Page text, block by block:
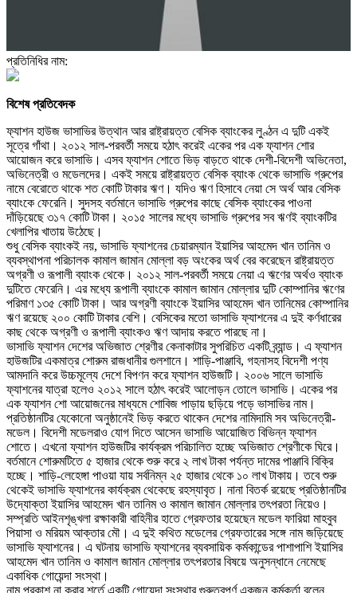
প্রতিনিধির নাম:
বিশেষ প্রতিবেদক
ফ্যাশন হাউজ ভাসাভির উত্থান আর রাষ্ট্রায়ত্ত বেসিক ব্যাংকের লুণ্ঠন এ দুটি একই
সূত্রে গাঁথা। ২০১২ সাল-পরবর্তী সময়ে হঠাৎ করেই একের পর এক ফ্যাশন শোর
আয়োজন করে ভাসাভি। এসব ফ্যাশন শোতে ভিড় বাড়তে থাকে দেশী-বিদেশী অভিনেতা,
অভিনেত্রী ও মডেলদের। একই সময়ে রাষ্ট্রায়ত্ত বেসিক ব্যাংক থেকে ভাসাভি গ্রুপের
নামে বেরোতে থাকে শত কোটি টাকার ঋণ। যদিও ঋণ হিসাবে নেয়া সে অর্থ আর বেসিক
ব্যাংকে ফেরেনি। সুদসহ বর্তমানে ভাসাভি গ্রুপের কাছে বেসিক ব্যাংকের পাওনা
দাঁড়িয়েছে ৩১৭ কোটি টাকা। ২০১৫ সালের মধ্যে ভাসাভি গ্রুপের সব ঋণই ব্যাংকটির
খেলাপির খাতায় উঠেছে।
শুধু বেসিক ব্যাংকই নয়, ভাসাভি ফ্যাশনের চেয়ারম্যান ইয়াসির আহমেদ খান তানিম ও
ব্যবস্থাপনা পরিচালক কামাল জামান মোল্লা বড় অংকের অর্থ বের করেছেন রাষ্ট্রায়ত্ত
অগ্রণী ও রূপালী ব্যাংক থেকে। ২০১২ সাল-পরবর্তী সময়ে নেয়া এ ঋণের অর্থও ব্যাংক
দুটিতে ফেরেনি। এর মধ্যে রূপালী ব্যাংকে কামাল জামান মোল্লার দুটি কোম্পানির ঋণের
পরিমাণ ১৩৫ কোটি টাকা। আর অগ্রণী ব্যাংকে ইয়াসির আহমেদ খান তানিমের কোম্পানির
ঋণ রয়েছে ২০০ কোটি টাকার বেশি। বেসিকের মতো ভাসাভি ফ্যাশনের এ দুই কর্ণধারের
কাছ থেকে অগ্রণী ও রূপালী ব্যাংকও ঋণ আদায় করতে পারছে না।
ভাসাভি ফ্যাশন দেশের অভিজাত শ্রেণীর কেনাকাটার সুপরিচিত একটি ব্র্যান্ড। এ ফ্যাশন
হাউজটির একমাত্র শোরুম রাজধানীর গুলশানে। শাড়ি-পাঞ্জাবি, গহনাসহ বিদেশী পণ্য
আমদানি করে উচ্চমূল্যে দেশে বিপণন করে ফ্যাশন হাউজটি। ২০০৬ সালে ভাসাভি
ফ্যাশনের যাত্রা হলেও ২০১২ সালে হঠাৎ করেই আলোড়ন তোলে ভাসাভি। একের পর
এক ফ্যাশন শো আয়োজনের মাধ্যমে শোবিজ পাড়ায় ছড়িয়ে পড়ে ভাসাভির নাম।
প্রতিষ্ঠানটির যেকোনো অনুষ্ঠানেই ভিড় করতে থাকেন দেশের নামিদামি সব অভিনেত্রী-
মডেল। বিদেশী মডেলরাও যোগ দিতে আসেন ভাসাভি আয়োজিত বিভিন্ন ফ্যাশন
শোতে। এখনো ফ্যাশন হাউজটির কার্যক্রম পরিচালিত হচ্ছে অভিজাত শ্রেণীকে ঘিরে।
বর্তমানে শোরুমটিতে ৫ হাজার থেকে শুরু করে ২ লাখ টাকা পর্যন্ত দামের পাঞ্জাবি বিক্রি
হচ্ছে। শাড়ি-লেহেঙ্গা পাওয়া যায় সর্বনিম্ন ২৫ হাজার থেকে ১০ লাখ টাকায়। তবে শুরু
থেকেই ভাসাভি ফ্যাশনের কার্যক্রম থেকেছে রহস্যাবৃত। নানা বিতর্ক রয়েছে প্রতিষ্ঠানটির
উদ্যোক্তা ইয়াসির আহমেদ খান তানিম ও কামাল জামান মোল্লার তৎপরতা নিয়েও।
সম্প্রতি আইনশৃঙ্খলা রক্ষাকারী বাহিনীর হাতে গ্রেফতার হয়েছেন মডেল ফারিয়া মাহবুব
পিয়াসা ও মরিয়ম আক্তার মৌ। এ দুই কথিত মডেলের গ্রেফতারের সঙ্গে নাম জড়িয়েছে
ভাসাভি ফ্যাশনের। এ ঘটনায় ভাসাভি ফ্যাশনের ব্যবসায়িক কর্মকান্ডের পাশাপাশি ইয়াসির
আহমেদ খান তানিম ও কামাল জামান মোল্লার তৎপরতার বিষয়ে অনুসন্ধানে নেমেছে
একাধিক গোয়েন্দা সংস্থা।
নাম প্রকাশ না করার শর্তে একটি গোয়েন্দা সংস্থার গুরুত্বপূর্ণ একজন কর্মকর্তা বলেন,